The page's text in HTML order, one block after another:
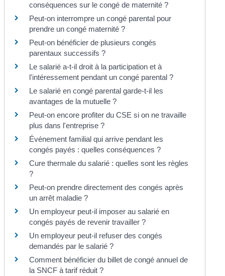
conséquences sur le congé de maternité ?
Peut-on interrompre un congé parental pour
prendre un congé maternité ?
Peut-on bénéficier de plusieurs congés
parentaux successifs ?
Le salarié a-t-il droit à la participation et à
l'intéressement pendant un congé parental ?
Le salarié en congé parental garde-t-il les
avantages de la mutuelle ?
Peut-on encore profiter du CSE si on ne travaille
plus dans l'entreprise ?
Événement familial qui arrive pendant les
congés payés : quelles conséquences ?
Cure thermale du salarié : quelles sont les règles
?
Peut-on prendre directement des congés après
un arrêt maladie ?
Un employeur peut-il imposer au salarié en
congés payés de revenir travailler ?
Un employeur peut-il refuser des congés
demandés par le salarié ?
Comment bénéficier du billet de congé annuel de
la SNCF à tarif réduit ?